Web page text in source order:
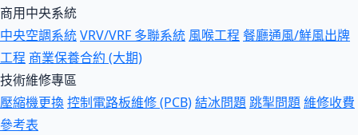
商用中央系統
中央空調系統VRV/VRF 多聯系統 風喉工程 餐廳通風/鮮風出牌
工程 商業保養合約 (大期)
技術維修專區
壓縮機更換控制電路板維修 (PCB)結冰問題跳掣問題維修收費
參考表